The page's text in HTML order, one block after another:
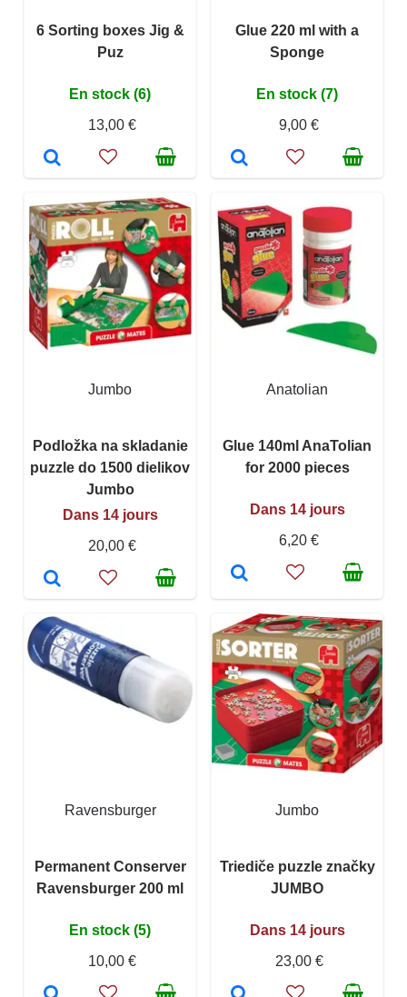
6 Sorting boxes Jig &
Puz
En stock (6)
13,00 €
Glue 220 ml with a
Sponge
En stock (7)
9,00 €
Jumbo
Podložka na skladanie
puzzle do 1500 dielikov
Jumbo
Dans 14 jours
20,00 €
Anatolian
Glue 140ml AnaTolian
for 2000 pieces
Dans 14 jours
6,20 €
Ravensburger
Permanent Conserver
Ravensburger 200 ml
En stock (5)
10,00 €
Jumbo
Triediče puzzle značky
JUMBO
Dans 14 jours
23,00 €